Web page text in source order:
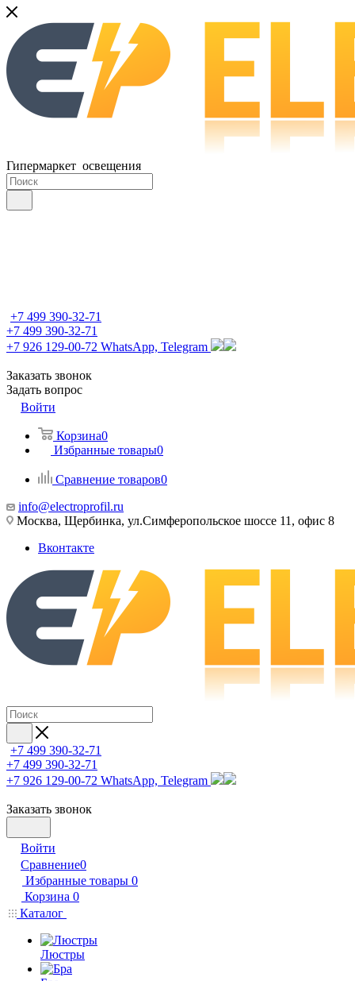
Гипермаркет освещения
+7 499 390-32-71
+7 499 390-32-71
+7 926 129-00-72 WhatsApp, Telegram
Заказать звонок
Задать вопрос
Войти
Корзина0
Избранные товары0
Сравнение товаров0
info@electroprofil.ru
Москва, Щербинка, ул.Симферопольское шоссе 11, офис 8
Вконтакте
+7 499 390-32-71
+7 499 390-32-71
+7 926 129-00-72 WhatsApp, Telegram
Заказать звонок
Войти
Сравнение0
Избранные товары 0
Корзина 0
Каталог
Люстры